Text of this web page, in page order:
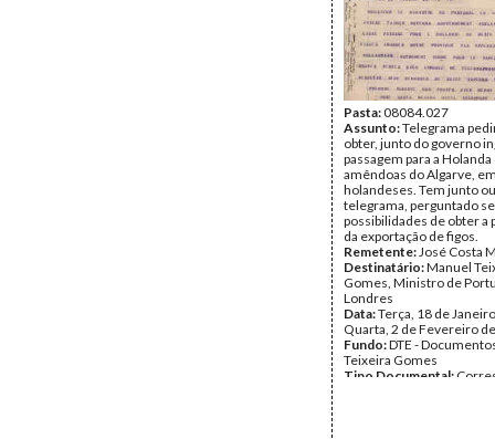
Pasta:08084.027
Assunto:Telegrama
obter, junto do governo
passagem para a
amêndoas do Algarve,
holandeses. Tem junto
telegrama, perguntado
possibilidades de obter a
da exportação de figos.
Remetente:José Costa
Destinatário:Manuel
Gomes, Ministro de
Londres
Data:Terça, 18 de
Quarta, 2 de Fevereiro
Fundo:DTE -
Teixeira Gomes
Tipo Documental: